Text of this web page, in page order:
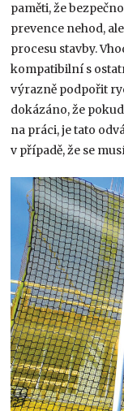
paměti, že
prevence nehod,
procesu stavby.
kompatibilní s
výrazně podpořit
dokázáno, že
na práci, je tato
v případě, že se